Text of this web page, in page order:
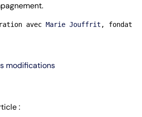
avec Marie Jouffrit ,
modifications
: